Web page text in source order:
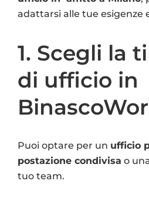
adattarsi alle tue esigenze
1. Scegli la
di ufficio in
Puoi optare per un ufficio
postazione condivisa o
tuo team.